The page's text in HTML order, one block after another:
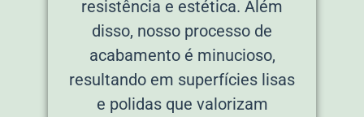
resistência e estética. Além
disso, nosso processo de
acabamento é minucioso,
resultando em superfícies lisas
e polidas que valorizam